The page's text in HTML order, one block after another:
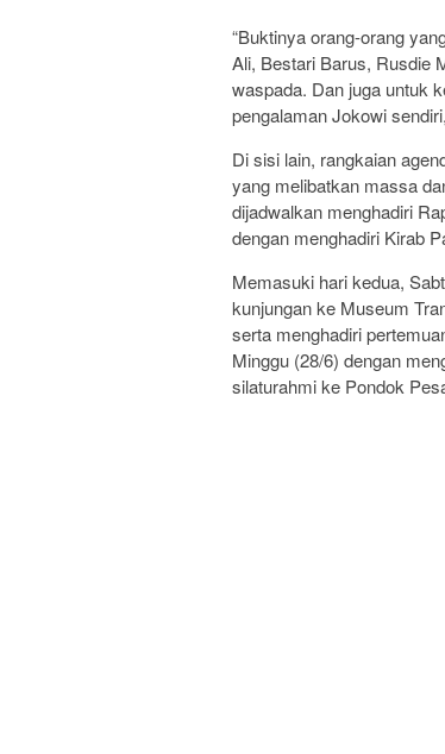
“Buktinya orang-orang
Ali, Bestari Barus, Rusdie
waspada. Dan juga untuk
pengalaman Jokowi
Di sisi lain, rangkaian
yang melibatkan massa
dijadwalkan menghadiri
dengan menghadiri Kirab
Memasuki hari kedua,
kunjungan ke Museum
serta menghadiri
Minggu (28/6) dengan
silaturahmi ke Pondok